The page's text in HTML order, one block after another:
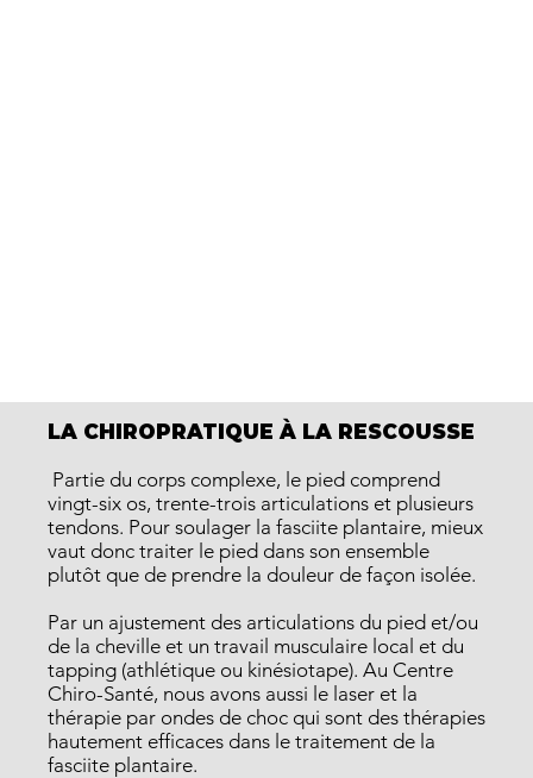
LA CHIROPRATIQUE À LA RESCOUSSE
Partie du corps complexe, le pied comprend
vingt-six os, trente-trois articulations et plusieurs
tendons. Pour soulager la fasciite plantaire, mieux
vaut donc traiter le pied dans son ensemble
plutôt que de prendre la douleur de façon isolée.
Par un ajustement des articulations du pied et/ou
de la cheville et un travail musculaire local et du
tapping (athlétique ou kinésiotape). Au Centre
Chiro-Santé, nous avons aussi le laser et la
thérapie par ondes de choc qui sont des thérapies
hautement efficaces dans le traitement de la
fasciite plantaire.